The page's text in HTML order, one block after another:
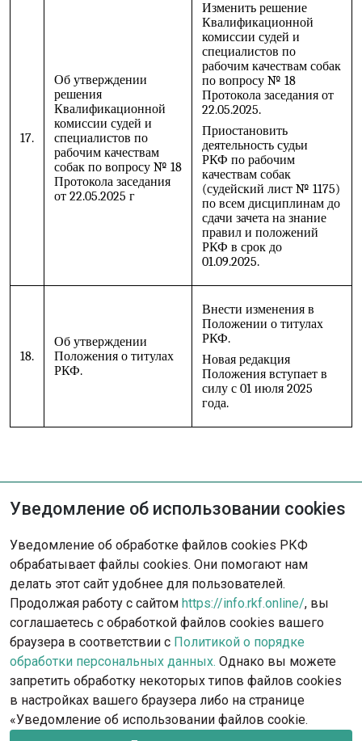
17.
Об утверждении
решения
Квалификационной
комиссии судей и
специалистов по
рабочим качествам
собак по вопросу № 18
Протокола заседания
от 22.05.2025 г
Изменить решение
Квалификационной
комиссии судей и
специалистов по
рабочим качествам собак
по вопросу № 18
Протокола заседания от
22.05.2025.
Приостановить
деятельность судьи
РКФ по рабочим
качествам собак
(судейский лист № 1175)
по всем дисциплинам до
сдачи зачета на знание
правил и положений
РКФ в срок до
01.09.2025.
18.
Об утверждении
Положения о титулах
РКФ.
Внести изменения в
Положении о титулах
РКФ.
Новая редакция
Положения вступает в
силу с 01 июля 2025
года.
Опишите ситуацию - наша команда
Обратиться в поддержку
Уведомление об использовании cookies
Уведомление об обработке файлов cookies РКФ
обрабатывает файлы cookies. Они помогают нам
делать этот сайт удобнее для пользователей.
Продолжая работу с сайтом https://info.rkf.online/, вы
соглашаетесь с обработкой файлов cookies вашего
браузера в соответствии с Политикой о порядке
обработки персональных данных. Однако вы можете
запретить обработку некоторых типов файлов cookies
в настройках вашего браузера либо на странице
«Уведомление об использовании файлов cookie.